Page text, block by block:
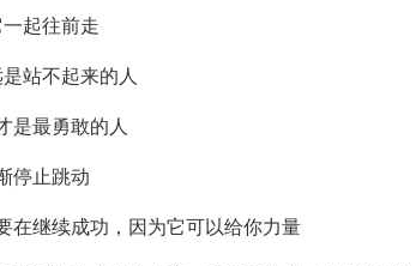
起往前走
站不起来的人
是最勇敢的人
停止跳动
在继续成功，因为它可以给你力量